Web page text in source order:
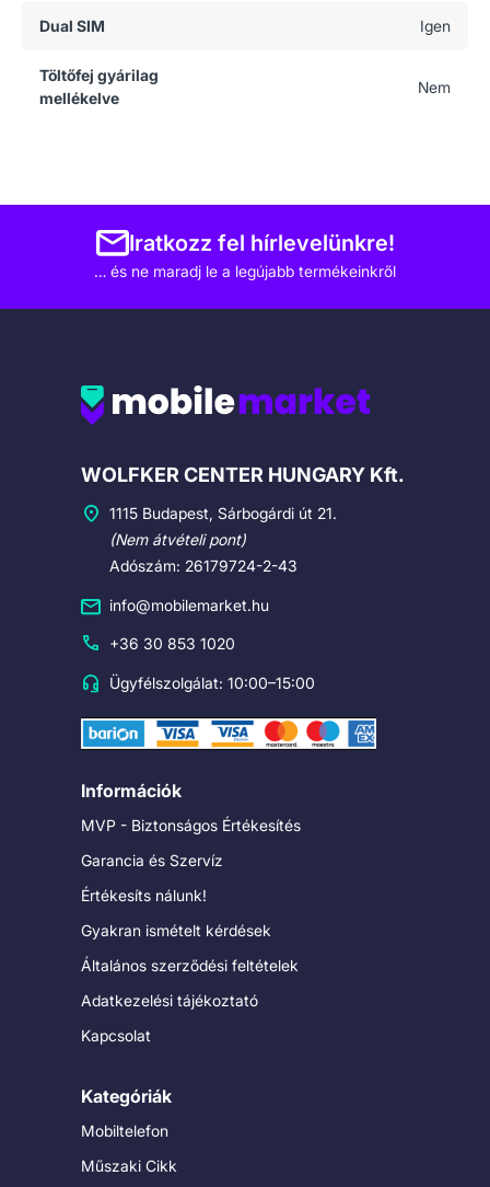
Dual SIM Igen
Töltőfej gyárilag
mellékelve
Nem
Iratkozz fel hírlevelünkre!
… és ne maradj le a legújabb termékeinkről
Cégadatok
WOLFKER CENTER HUNGARY Kft.
1115 Budapest, Sárbogárdi út 21.
(Nem átvételi pont)
Adószám: 26179724-2-43
info@mobilemarket.hu
+36 30 853 1020
Ügyfélszolgálat: 10:00–15:00
Információk
MVP - Biztonságos Értékesítés
Garancia és Szervíz
Értékesíts nálunk!
Gyakran ismételt kérdések
Általános szerződési feltételek
Adatkezelési tájékoztató
Kapcsolat
Kategóriák
Mobiltelefon
Műszaki Cikk